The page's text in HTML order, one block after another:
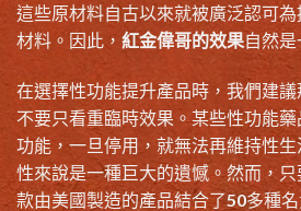
這些原材料自古以來就被廣泛認可
材料。因此， 紅金偉哥的效果自然是
在選擇性功能提升產品時，我們建
不要只看重臨時效果。某些性功能
功能，一旦停用，就無法再維持性
性來說是一種巨大的遺憾。然而，只
款由美國製造的產品結合了50多種